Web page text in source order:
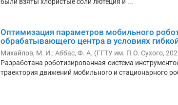
Оптимизация параметров мобильного
обрабатывающего центра в условиях
Михайлов, М. И.;Аббас, Ф. А. (ГГТУ им. П.О. Сухого,
Разработана роботизированная система
траектория движений мобильного и стационарного